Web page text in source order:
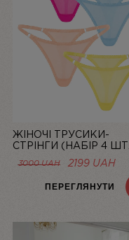
ЖІНОЧІ ТРУСИКИ-
СТРІНГИ (НАБІР 4
СІТКА “LA DOLCE
3000UAH
3000 UAH.
2199 UAH
ПЕРЕГЛЯНУТИ